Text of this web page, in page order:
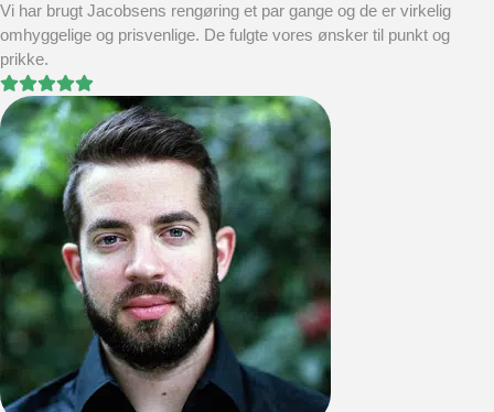
Vi har brugt Jacobsens rengøring et par gange og de er virkelig
omhyggelige og prisvenlige. De fulgte vores ønsker til punkt og
prikke.